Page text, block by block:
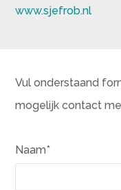
www.sjefrob.nl
Vul onderstaand
mogelijk contact
Naam*